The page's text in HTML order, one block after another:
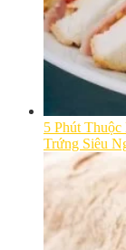
5 Phút
Trứng Siêu